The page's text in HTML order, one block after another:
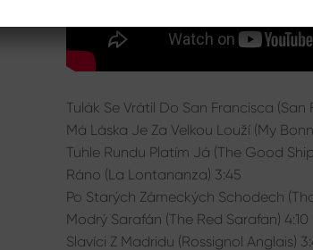
Tulák Se Vrátil Do San Francisca (San
Má Láska Je Za Velkou Louží (My
Tuhle Rundu Platím Já (The Good Ship
Ráno (La Lontananza) 3:45
Po Starých Zámeckých Schodech
Modrý Sarafán (The Red Sarafan) 4:10
Slavíci Z Madridu (Rossignol Anglais)